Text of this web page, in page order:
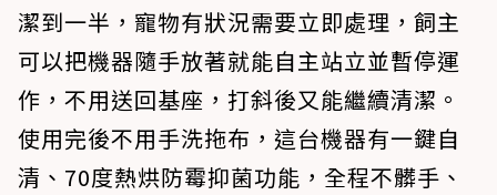
潔到一半，寵物有狀況需要立即處理，飼主
可以把機器隨手放著就能自主站立並暫停運
作，不用送回基座，打斜後又能繼續清潔。
使用完後不用手洗拖布，這台機器有一鍵自
清、70度熱烘防霉抑菌功能，全程不髒手、